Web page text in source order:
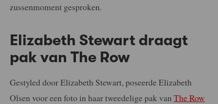
zussenmoment gesproken.
Elizabeth Stewart draagt
pak van The Row
Gestyled door Elizabeth Stewart, poseerde Elizabeth
Olsen voor een foto in haar tweedelige pak van The Row